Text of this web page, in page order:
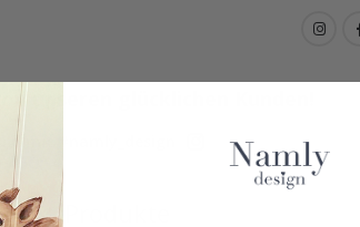
unseren glücklichen Kunden!
mit #namly_design
Produkte